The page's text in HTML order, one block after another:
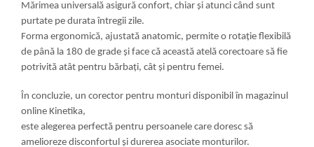
Mărimea universală asigură confort, chiar și atunci când sunt
purtate pe durata întregii zile.
Forma ergonomică, ajustată anatomic, permite o rotație flexibilă
de până la 180 de grade și face că această atelă corectoare să fie
potrivită atât pentru bărbați, cât și pentru femei.
În concluzie, un corector pentru monturi disponibil în magazinul
online Kinetika,
este alegerea perfectă pentru persoanele care doresc să
amelioreze disconfortul și durerea asociate monturilor.